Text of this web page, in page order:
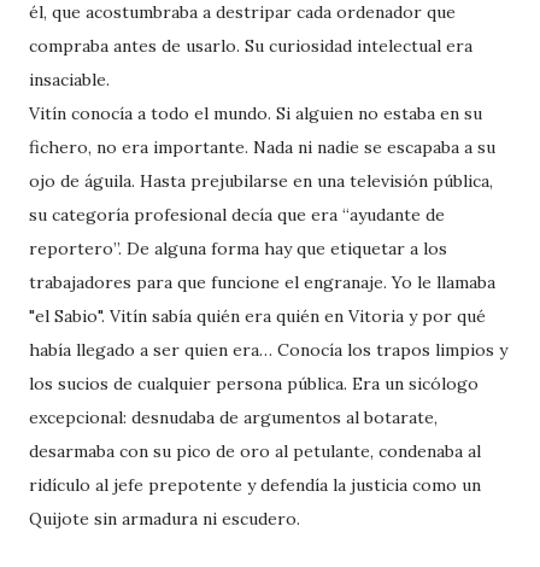
él, que acostumbraba a destripar cada ordenador que
compraba antes de usarlo. Su curiosidad intelectual era
insaciable.
Vitín conocía a todo el mundo. Si alguien no estaba en su
fichero, no era importante. Nada ni nadie se escapaba a su
ojo de águila. Hasta prejubilarse en una televisión pública,
su categoría profesional decía que era “ayudante de
reportero”. De alguna forma hay que etiquetar a los
trabajadores para que funcione el engranaje. Yo le llamaba
"el Sabio". Vitín sabía quién era quién en Vitoria y por qué
había llegado a ser quien era… Conocía los trapos limpios y
los sucios de cualquier persona pública. Era un sicólogo
excepcional: desnudaba de argumentos al botarate,
desarmaba con su pico de oro al petulante, condenaba al
ridículo al jefe prepotente y defendía la justicia como un
Quijote sin armadura ni escudero.